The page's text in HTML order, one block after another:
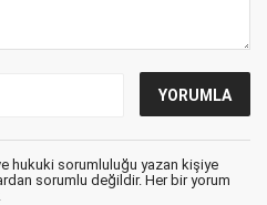
hukuki sorumluluğu yazan kişiye
sorumlu değildir. Her bir yorum